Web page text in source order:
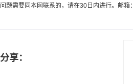
问题需要同本网联系的，请在30日内进行。邮箱：
分享：